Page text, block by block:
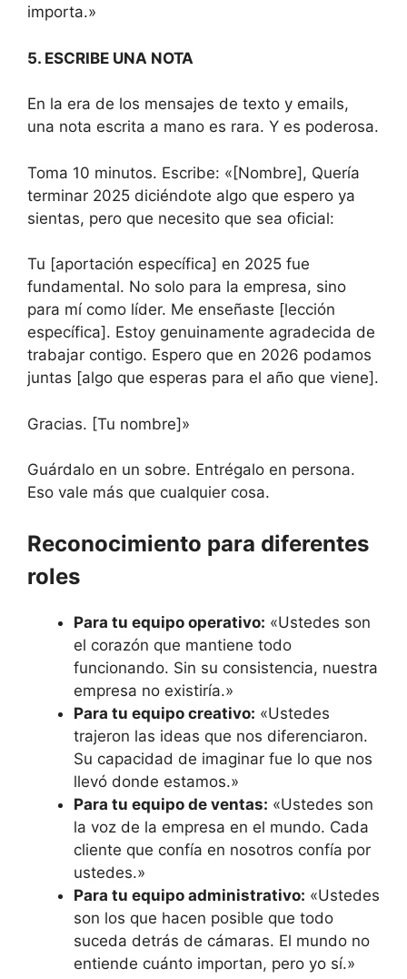
importa.»
5. ESCRIBE UNA NOTA
En la era de los mensajes de texto y emails,
una nota escrita a mano es rara. Y es poderosa.
Toma 10 minutos. Escribe: «[Nombre], Quería
terminar 2025 diciéndote algo que espero ya
sientas, pero que necesito que sea oficial:
Tu [aportación específica] en 2025 fue
fundamental. No solo para la empresa, sino
para mí como líder. Me enseñaste [lección
específica]. Estoy genuinamente agradecida de
trabajar contigo. Espero que en 2026 podamos
juntas [algo que esperas para el año que viene].
Gracias. [Tu nombre]»
Guárdalo en un sobre. Entrégalo en persona.
Eso vale más que cualquier cosa.
Reconocimiento para diferentes
roles
Para tu equipo operativo: «Ustedes son
el corazón que mantiene todo
funcionando. Sin su consistencia, nuestra
empresa no existiría.»
Para tu equipo creativo: «Ustedes
trajeron las ideas que nos diferenciaron.
Su capacidad de imaginar fue lo que nos
llevó donde estamos.»
Para tu equipo de ventas: «Ustedes son
la voz de la empresa en el mundo. Cada
cliente que confía en nosotros confía por
ustedes.»
Para tu equipo administrativo: «Ustedes
son los que hacen posible que todo
suceda detrás de cámaras. El mundo no
entiende cuánto importan, pero yo sí.»